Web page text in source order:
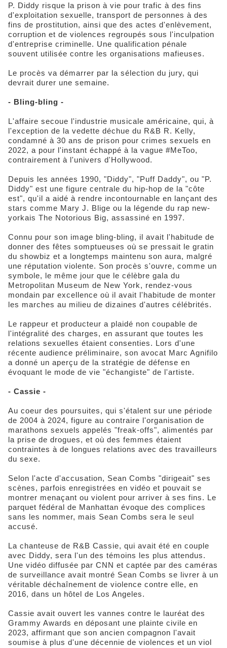
P. Diddy risque la prison à vie pour trafic à des fins
d'exploitation sexuelle, transport de personnes à des
fins de prostitution, ainsi que des actes d'enlèvement,
corruption et de violences regroupés sous l'inculpation
d'entreprise criminelle. Une qualification pénale
souvent utilisée contre les organisations mafieuses.
Le procès va démarrer par la sélection du jury, qui
devrait durer une semaine.
- Bling-bling -
L'affaire secoue l'industrie musicale américaine, qui, à
l'exception de la vedette déchue du R&B R. Kelly,
condamné à 30 ans de prison pour crimes sexuels en
2022, a pour l'instant échappé à la vague #MeToo,
contrairement à l'univers d'Hollywood.
Depuis les années 1990, "Diddy", "Puff Daddy", ou "P.
Diddy" est une figure centrale du hip-hop de la "côte
est", qu'il a aidé à rendre incontournable en lançant des
stars comme Mary J. Blige ou la légende du rap new-
yorkais The Notorious Big, assassiné en 1997.
Connu pour son image bling-bling, il avait l'habitude de
donner des fêtes somptueuses où se pressait le gratin
du showbiz et a longtemps maintenu son aura, malgré
une réputation violente. Son procès s'ouvre, comme un
symbole, le même jour que le célèbre gala du
Metropolitan Museum de New York, rendez-vous
mondain par excellence où il avait l'habitude de monter
les marches au milieu de dizaines d'autres célébrités.
Le rappeur et producteur a plaidé non coupable de
l'intégralité des charges, en assurant que toutes les
relations sexuelles étaient consenties. Lors d'une
récente audience préliminaire, son avocat Marc Agnifilo
a donné un aperçu de la stratégie de défense en
évoquant le mode de vie "échangiste" de l'artiste.
- Cassie -
Au coeur des poursuites, qui s'étalent sur une période
de 2004 à 2024, figure au contraire l'organisation de
marathons sexuels appelés "freak-offs", alimentés par
la prise de drogues, et où des femmes étaient
contraintes à de longues relations avec des travailleurs
du sexe.
Selon l'acte d'accusation, Sean Combs "dirigeait" ses
scènes, parfois enregistrées en vidéo et pouvait se
montrer menaçant ou violent pour arriver à ses fins. Le
parquet fédéral de Manhattan évoque des complices
sans les nommer, mais Sean Combs sera le seul
accusé.
La chanteuse de R&B Cassie, qui avait été en couple
avec Diddy, sera l'un des témoins les plus attendus.
Une vidéo diffusée par CNN et captée par des caméras
de surveillance avait montré Sean Combs se livrer à un
véritable déchaînement de violence contre elle, en
2016, dans un hôtel de Los Angeles.
Cassie avait ouvert les vannes contre le lauréat des
Grammy Awards en déposant une plainte civile en
2023, affirmant que son ancien compagnon l'avait
soumise à plus d'une décennie de violences et un viol